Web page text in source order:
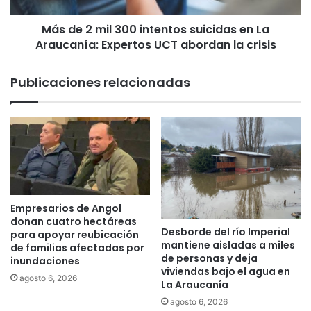
o
g
r
a
m
M
e
r
e
s
J
l
n
t
e
n
t
s
u
i
c
i
d
a
Más de 2 mil 300 intentos suicidas en La
Araucanía: Expertos UCT abordan la crisis
Publicaciones relacionadas
Empresarios de Angol
donan cuatro hectáreas
para apoyar reubicación
de familias afectadas por
inundaciones
agosto 6, 2026
Desborde del río Imperial
mantiene aisladas a miles
de personas y deja
viviendas bajo el agua en
La Araucanía
agosto 6, 2026